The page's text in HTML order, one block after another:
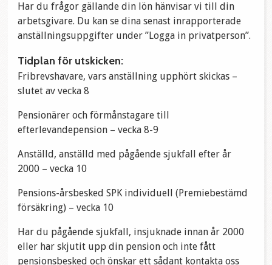
Har du frågor gällande din lön hänvisar vi till din
arbetsgivare. Du kan se dina senast inrapporterade
anställningsuppgifter under ”Logga in privatperson”.
Tidplan för utskicken:
Fribrevshavare, vars anställning upphört skickas –
slutet av vecka 8
Pensionärer och förmånstagare till
efterlevandepension – vecka 8-9
Anställd, anställd med pågående sjukfall efter år
2000 – vecka 10
Pensions-årsbesked SPK individuell (Premiebestämd
försäkring) – vecka 10
Har du pågående sjukfall, insjuknade innan år 2000
eller har skjutit upp din pension och inte fått
pensionsbesked och önskar ett sådant kontakta oss